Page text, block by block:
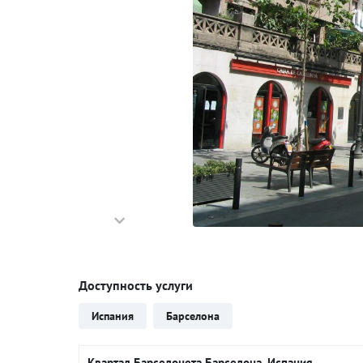
Доступность услуги
Испания Барселона